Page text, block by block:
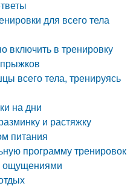
для всего тела
включить в тренировку
прыжков
всего тела, тренируясь
на дни
и растяжку
питания
программу тренировок
ощущениями